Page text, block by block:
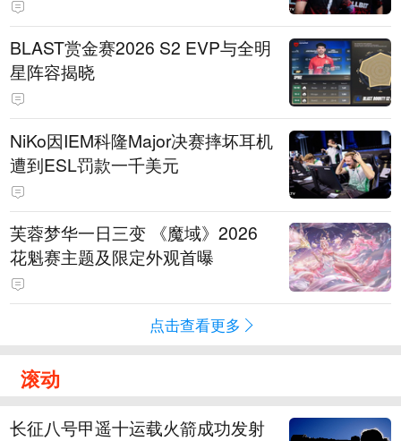
BLAST赏金赛2026 S2 EVP与全明
星阵容揭晓
NiKo因IEM科隆Major决赛摔坏耳机
遭到ESL罚款一千美元
芙蓉梦华一日三变 《魔域》2026
花魁赛主题及限定外观首曝
点击查看更多
滚动
长征八号甲遥十运载火箭成功发射